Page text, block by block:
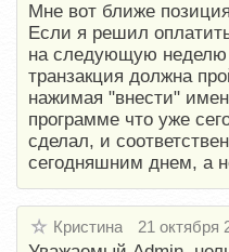
Мне вот ближе
Если я решил
на следующую неделю
транзакция должна
нажимая "внести"
программе что уже
сделал, и
сегодняшним днем, а
Кристина 21 октября